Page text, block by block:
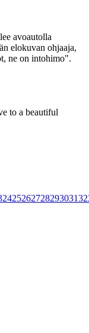
avoautolla
elokuvan ohjaaja,
ne on intohimo".
to a beautiful
242526272829303132